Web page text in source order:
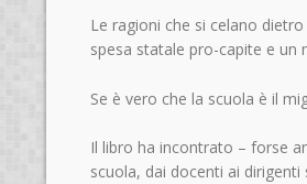
Le ragioni che si celano
spesa statale pro-capite e un
Se è vero che la scuola è il
Il libro ha incontrato – forse
scuola, dai docenti ai